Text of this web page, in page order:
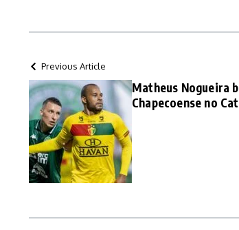
Previous Article
Matheus Nogueira
Chapecoense no